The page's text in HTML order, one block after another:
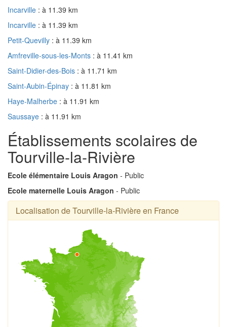
Incarville : à 11.39 km
Incarville : à 11.39 km
Petit-Quevilly : à 11.39 km
Amfreville-sous-les-Monts : à 11.41 km
Saint-Didier-des-Bois : à 11.71 km
Saint-Aubin-Épinay : à 11.81 km
Haye-Malherbe : à 11.91 km
Saussaye : à 11.91 km
Établissements scolaires de
Tourville-la-Rivière
Ecole élémentaire Louis Aragon - Public
Ecole maternelle Louis Aragon - Public
Localisation de Tourville-la-Rivière en France